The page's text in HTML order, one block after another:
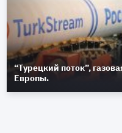
“Турецкий поток”,
Европы.